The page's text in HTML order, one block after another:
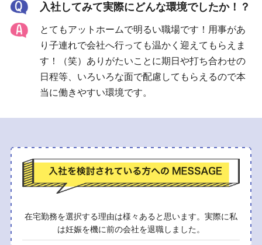
入社してみて実際にどんな環境でしたか！？
とてもアットホームで明るい職場です！用事があ
り子連れで会社へ行っても温かく迎えてもらえま
す！（笑）ありがたいことに期日や打ち合わせの
日程等、いろいろな面で配慮してもらえるので本
当に働きやすい環境です。
在宅勤務を選択する理由は様々あると思います。実際に私
は妊娠を機に前の会社を退職しました。